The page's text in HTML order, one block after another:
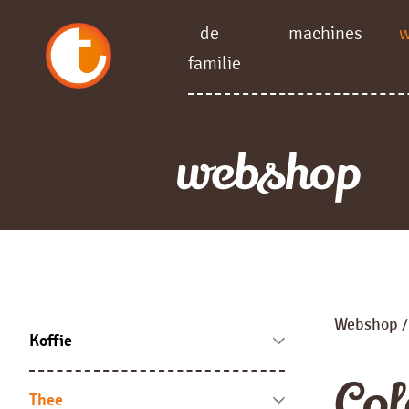
de
familie
machines
webshop
Koffie
Koffie bonen
Fresh brew
Thee
Webshop /